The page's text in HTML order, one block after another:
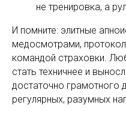
не тренировка, а
И помните: элитные
медосмотрами,
командой страховки.
стать техничнее и
достаточно грамотного
регулярных, разумных